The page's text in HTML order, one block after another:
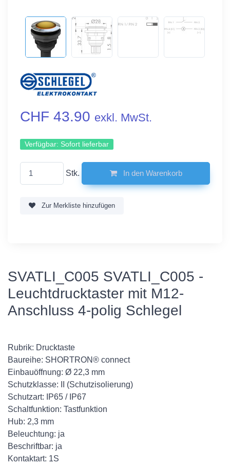
CHF 43.90 exkl. MwSt.
Verfügbar: Sofort lieferbar
Stk. In den Warenkorb
Zur Merkliste hinzufügen
SVATLI_C005 SVATLI_C005 -
Leuchtdrucktaster mit M12-
Anschluss 4-polig Schlegel
Rubrik: Drucktaste
Baureihe: SHORTRON® connect
Einbauöffnung: Ø 22,3 mm
Schutzklasse: II (Schutzisolierung)
Schutzart: IP65 / IP67
Schaltfunktion: Tastfunktion
Hub: 2,3 mm
Beleuchtung: ja
Beschriftbar: ja
Kontaktart: 1S